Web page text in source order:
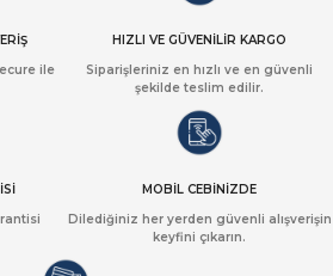
ile
HIZLI VE GÜVENİLİR KARGO
Siparişleriniz en hızlı ve en güvenli
şekilde teslim edilir.
MOBİL CEBİNİZDE
Dilediğiniz her yerden güvenli alışverişin
keyfini çıkarın.